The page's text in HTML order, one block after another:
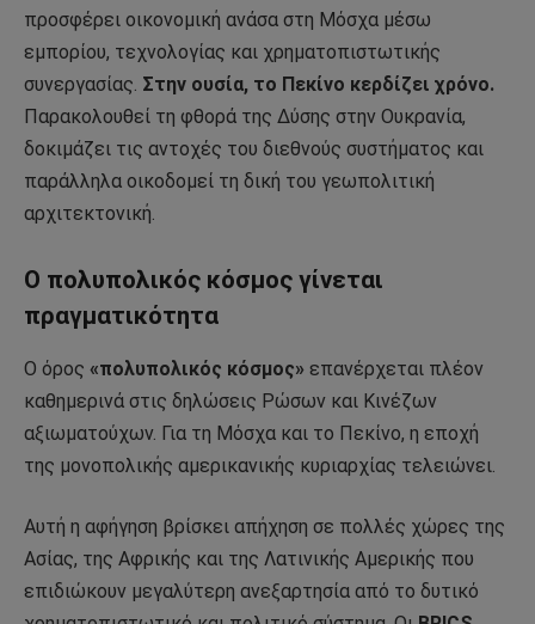
προσφέρει οικονομική ανάσα στη Μόσχα μέσω
εμπορίου, τεχνολογίας και χρηματοπιστωτικής
συνεργασίας. Στην ουσία, το Πεκίνο κερδίζει χρόνο.
Παρακολουθεί τη φθορά της Δύσης στην Ουκρανία,
δοκιμάζει τις αντοχές του διεθνούς συστήματος και
παράλληλα οικοδομεί τη δική του γεωπολιτική
αρχιτεκτονική.
Ο πολυπολικός κόσμος γίνεται
πραγματικότητα
Ο όρος «πολυπολικός κόσμος» επανέρχεται πλέον
καθημερινά στις δηλώσεις Ρώσων και Κινέζων
αξιωματούχων. Για τη Μόσχα και το Πεκίνο, η εποχή
της μονοπολικής αμερικανικής κυριαρχίας τελειώνει.
Αυτή η αφήγηση βρίσκει απήχηση σε πολλές χώρες της
Ασίας, της Αφρικής και της Λατινικής Αμερικής που
επιδιώκουν μεγαλύτερη ανεξαρτησία από το δυτικό